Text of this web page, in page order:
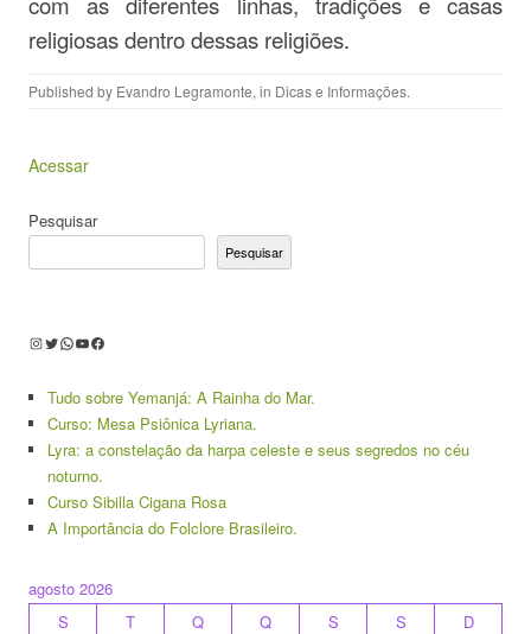
religiosas dentro dessas religiões.
Published by Evandro Legramonte, in Dicas e Informações.
Acessar
Pesquisar
Pesquisar
Instagram
Twitter
WhatsApp
Youtube
Facebook
Tudo sobre Yemanjá: A Rainha do Mar.
Curso: Mesa Psiônica Lyriana.
Lyra: a constelação da harpa celeste e seus segredos no céu
noturno.
Curso Sibilla Cigana Rosa
A Importância do Folclore Brasileiro.
agosto 2026
S
T Q Q S S
D